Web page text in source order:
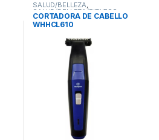
SALUD/BELLEZA,
SALUD/BELLEZA/FITNESS ,
CORTADORAS DE PELO
CORTADORA DE CABELLO
WHHCL610